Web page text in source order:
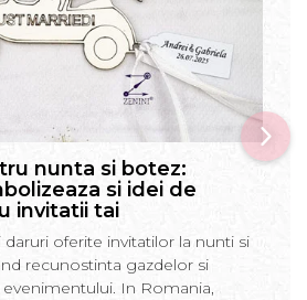
nunta si botez:
si idei de
invitatii tai
oferite invitatilor la nunti si
recunostinta gazdelor si
In Romania,